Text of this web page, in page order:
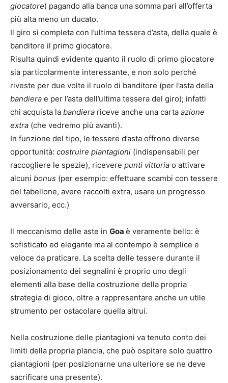
giocatore) pagando alla banca una somma pari all’offerta
più alta meno un ducato.
Il giro si completa con l’ultima tessera d’asta, della quale è
banditore il primo giocatore.
Risulta quindi evidente quanto il ruolo di primo giocatore
sia particolarmente interessante, e non solo perché
riveste per due volte il ruolo di banditore (per l’asta della
bandiera e per l’asta dell’ultima tessera del giro); infatti
chi acquista la bandiera riceve anche una carta azione
extra (che vedremo più avanti).
In funzione del tipo, le tessere d’asta offrono diverse
opportunità: costruire piantagioni (indispensabili per
raccogliere le spezie), ricevere punti vittoria o attivare
alcuni bonus (per esempio: effettuare scambi con tessere
del tabellone, avere raccolti extra, usare un progresso
avversario, ecc.)
Il meccanismo delle aste in Goa è veramente bello: è
sofisticato ed elegante ma al contempo è semplice e
veloce da praticare. La scelta delle tessere durante il
posizionamento dei segnalini è proprio uno degli
elementi alla base della costruzione della propria
strategia di gioco, oltre a rappresentare anche un utile
strumento per ostacolare quella altrui.
Nella costruzione delle piantagioni va tenuto conto dei
limiti della propria plancia, che può ospitare solo quattro
piantagioni (per posizionarne una ulteriore se ne deve
sacrificare una presente).